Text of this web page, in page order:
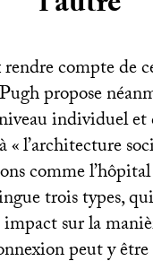
compte de
propose
individuel et
«l’architecture
comme l’hôpital
trois types,
sur la
peut y